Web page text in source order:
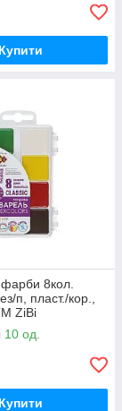
Купити
8кол.
п, пласт./кор.,
ZiBi
10 од.
Купити